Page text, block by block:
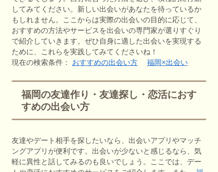
してみてください。新しい出会いがあなたを待っているか
もしれません。ここからは実際の出会いの目的に応じて、
おすすめの方法やサービスを出会いの専門家が選りすぐり
で紹介していきます。ぜひ自身に適した出会いを実現する
ために、これらを実践してみてくださいね！
現在の検索条件： おすすめの出会い方 福岡×出会い
福岡の友達作り・友達探し・恋活におす
すめの出会い方
友達やデート相手を探したいなら、出会いアプリやマッチ
ングアプリが便利です。出会いが少ないと感じるなら、気
軽に異性と話してみるのも良いでしょう。ここでは、デー